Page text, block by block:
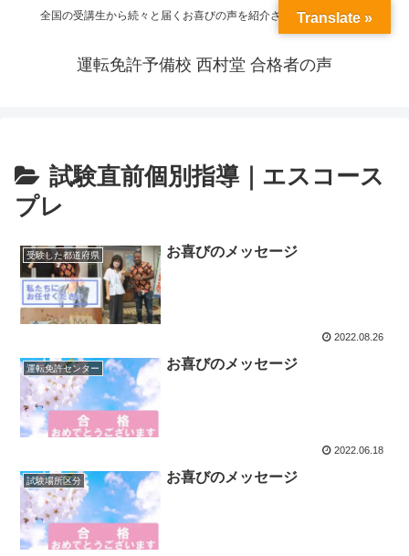
全国の受講生から続々と届くお喜びの声を紹介させていただきます
運転免許予備校 西村堂 合格者の声
試験直前個別指導｜エスコース
プレ
受験した都道府県 お喜びのメッセージ
2022.08.26
運転免許センター お喜びのメッセージ
2022.06.18
試験場所区分 お喜びのメッセージ
Translate »